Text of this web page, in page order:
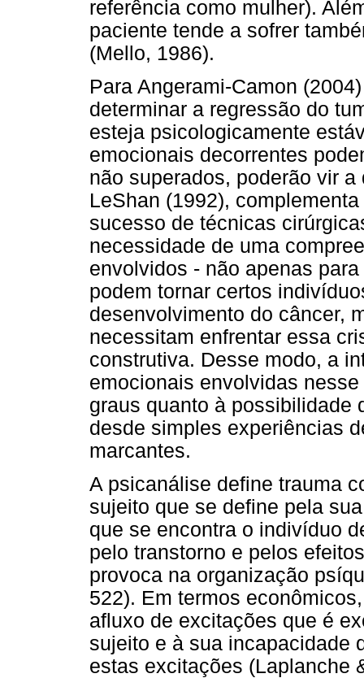
referência como mulher).
paciente tende a sofrer
(Mello, 1986).
Para Angerami-Camon
determinar a regressão do
esteja psicologicamente
emocionais decorrentes
não superados, poderão vir
LeShan (1992),
sucesso de técnicas
necessidade de uma
envolvidos - não apenas
podem tornar certos
desenvolvimento do câncer,
necessitam enfrentar essa
construtiva. Desse modo, a
emocionais envolvidas
graus quanto à possibilidade
desde simples experiências
marcantes.
A psicanálise define trauma
sujeito que se define pela
que se encontra o indivíduo
pelo transtorno e pelos
provoca na organização
522). Em termos
afluxo de excitações que é
sujeito e à sua incapacidade
estas excitações (Laplanche